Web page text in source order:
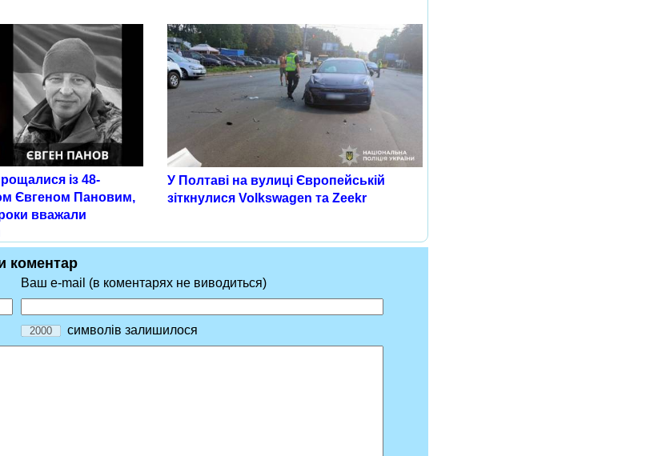
із 48-
Євгеном Пановим,
вважали
У Полтаві на вулиці Європейській
зіткнулися Volkswagen та Zeekr
коментар
Ваш e-mail (в коментарях не виводиться)
символів залишилося